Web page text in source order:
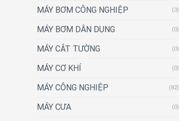
MÁY BƠM CÔNG NGHIỆP (3)
MÁY BƠM DÂN DỤNG (0)
MÁY CẮT TƯỜNG (0)
MÁY CƠ KHÍ (0)
MÁY CÔNG NGHIỆP (82)
MÁY CƯA (0)